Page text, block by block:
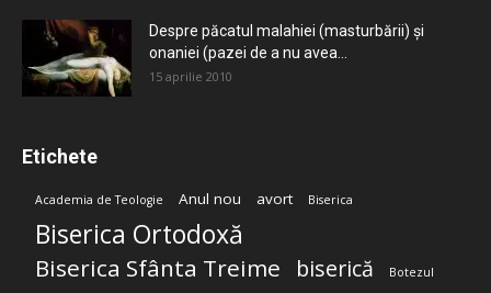
Despre păcatul malahiei (masturbării) şi
onaniei (pazei de a nu avea...
15 aprilie 2010
Etichete
Academia de Teologie Anul nou avort Biserica
Biserica Ortodoxă
Biserica Sfânta Treime biserică Botezul